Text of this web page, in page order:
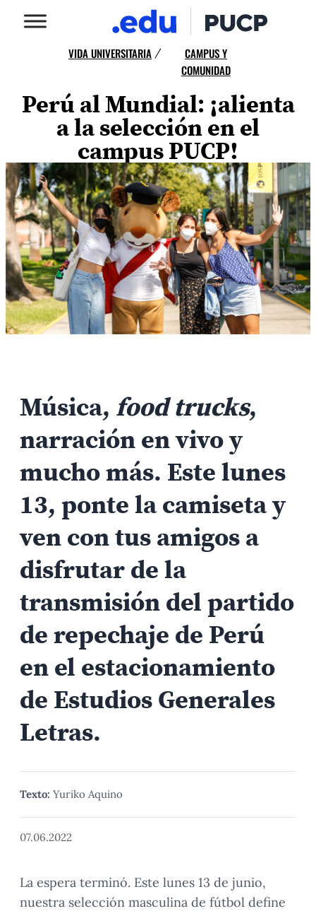
VIDA UNIVERSITARIA /
CAMPUS Y
COMUNIDAD
Perú al Mundial: ¡alienta
a la selección en el
campus PUCP!
Música, food trucks,
narración en vivo y
mucho más. Este lunes
13, ponte la camiseta y
ven con tus amigos a
disfrutar de la
transmisión del partido
de repechaje de Perú
en el estacionamiento
de Estudios Generales
Letras.
Texto: Yuriko Aquino
07.06.2022
La espera terminó. Este lunes 13 de junio,
nuestra selección masculina de fútbol define